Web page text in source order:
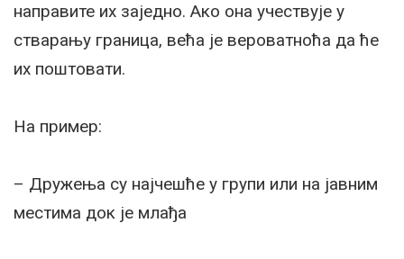
направите их заједно. Ако она учествује у
стварању граница, већа је вероватноћа да ће
их поштовати.
На пример:
– Дружења су најчешће у групи или на јавним
местима док је млађа